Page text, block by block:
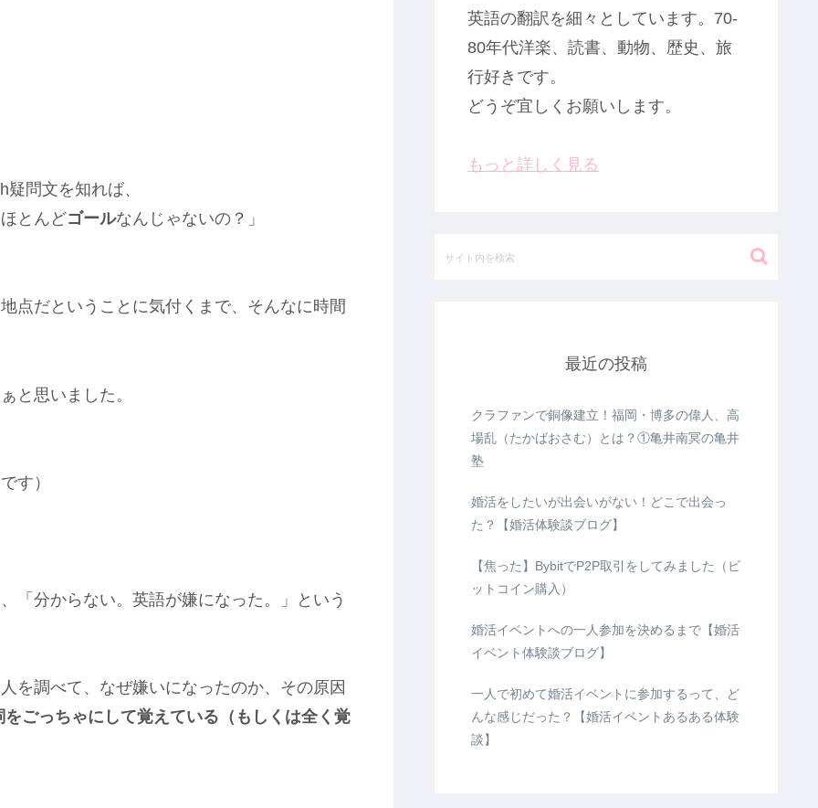
問文を知れば、
とんどゴールなんじゃないの？」
点だということに気付くまで、そんなに時間
と思いました。
す）
「分からない。英語が嫌になった。」という
を調べて、なぜ嫌いになったのか、その原因
をごっちゃにして覚えている （もしくは全く覚
英語の翻訳を細々としています。70-
80年代洋楽、読書、動物、歴史、旅
行好きです。
どうぞ宜しくお願いします。
もっと詳しく見る
最近の投稿
クラファンで銅像建立！福岡・博多の偉人、高
場乱（たかばおさむ）とは？①亀井南冥の亀井
塾
婚活をしたいが出会いがない！どこで出会っ
た？【婚活体験談ブログ】
【焦った】BybitでP2P取引をしてみました（ビ
ットコイン購入）
婚活イベントへの一人参加を決めるまで【婚活
イベント体験談ブログ】
一人で初めて婚活イベントに参加するって、ど
んな感じだった？【婚活イベントあるある体験
談】